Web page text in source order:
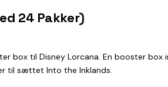
24 Pakker)
box til Disney Lorcana. En booster box
til sættet Into the Inklands.